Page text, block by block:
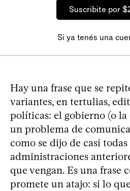
Suscribite por
Si ya tenés una
Hay una frase que se
variantes, en tertulias,
políticas: el gobierno (o la
un problema de
como se dijo de casi todas
administraciones
que vengan. Es una frase
promete un atajo: si lo